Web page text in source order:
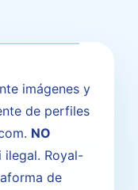
imágenes y
de perfiles
NO
Royal-
de